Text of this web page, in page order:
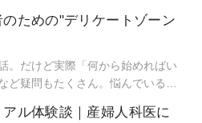
ための"デリケートゾーン
。だけど実際「何から始めればい
疑問もたくさん。悩んでいる方
ル体験談｜産婦人科医に